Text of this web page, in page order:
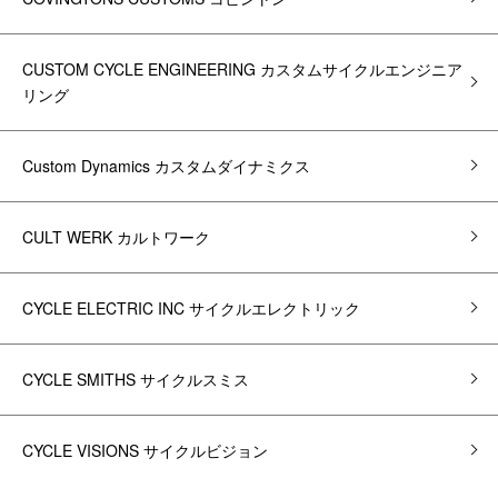
CUSTOM CYCLE ENGINEERING カスタムサイクルエンジニア
リング
Custom Dynamics カスタムダイナミクス
CULT WERK カルトワーク
CYCLE ELECTRIC INC サイクルエレクトリック
CYCLE SMITHS サイクルスミス
CYCLE VISIONS サイクルビジョン